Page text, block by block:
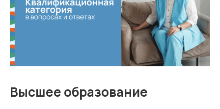
Высшее образование